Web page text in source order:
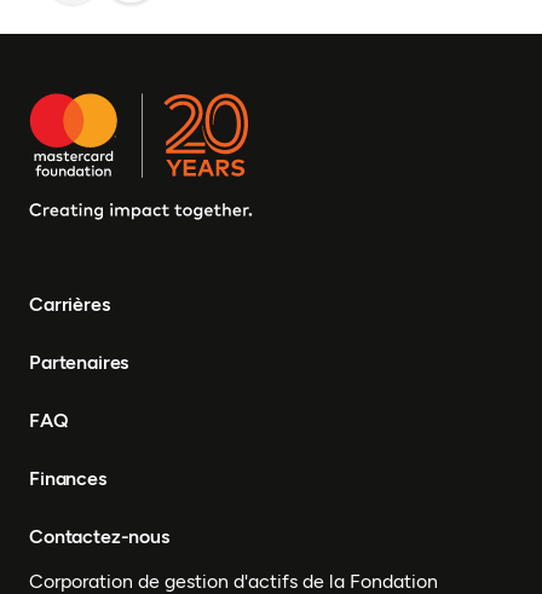
Carrières
Partenaires
FAQ
Finances
Contactez-nous
Corporation de gestion d'actifs de la Fondation